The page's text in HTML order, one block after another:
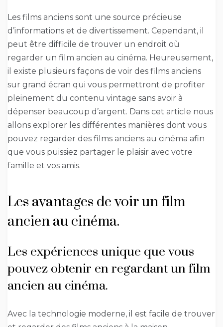
Les films anciens sont une source précieuse
d’informations et de divertissement. Cependant, il
peut être difficile de trouver un endroit où
regarder un film ancien au cinéma. Heureusement,
il existe plusieurs façons de voir des films anciens
sur grand écran qui vous permettront de profiter
pleinement du contenu vintage sans avoir à
dépenser beaucoup d’argent. Dans cet article nous
allons explorer les différentes manières dont vous
pouvez regarder des films anciens au cinéma afin
que vous puissiez partager le plaisir avec votre
famille et vos amis.
Les avantages de voir un film
ancien au cinéma.
Les expériences unique que vous
pouvez obtenir en regardant un film
ancien au cinéma.
Avec la technologie moderne, il est facile de trouver